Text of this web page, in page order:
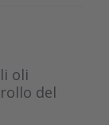
oli
del